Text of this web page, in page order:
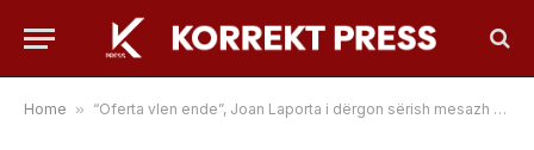
Home » “Oferta vlen ende”, Joan Laporta i dërgon sërish mesazh Atleticos për Julian Alvarezin